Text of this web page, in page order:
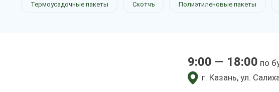
Термоусадочные пакеты Скотчъ Полиэтиленовые пакеты
9:00 — 18:00 по
г. Казань, ул.